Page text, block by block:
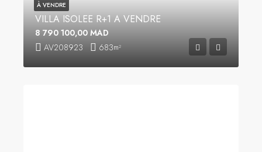
VILLA ISOLEE R+1 A VENDRE
AV208923 683m²
8 790 100,00 MAD
À VENDRE